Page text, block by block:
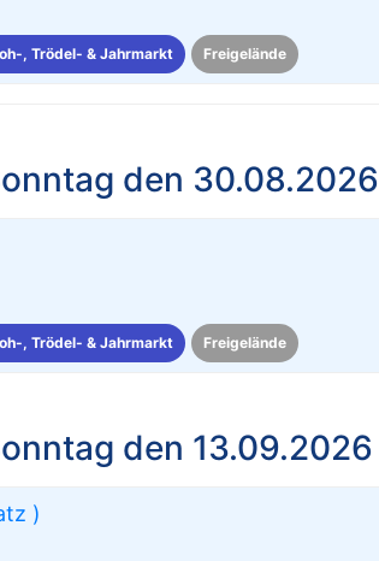
, Trödel- & Jahrmarkt Freigelände
den 30.08.2026
, Trödel- & Jahrmarkt Freigelände
den 13.09.2026
)